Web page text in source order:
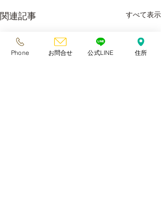
関連記事 すべて表示
Phone お問合せ 公式LINE 住所